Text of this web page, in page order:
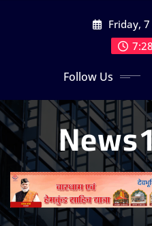
Friday,
Follow Us